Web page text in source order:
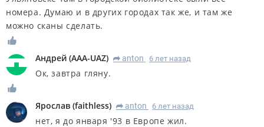
номера. Думаю и в других городах так же, и там же
можно сканы сделать.
Андрей (AAA-UAZ) R anton 6 лет назад
Ок, завтра гляну.
Ярослав (faithless) R anton 6 лет назад
нет, я до января '93 в Европе жил.